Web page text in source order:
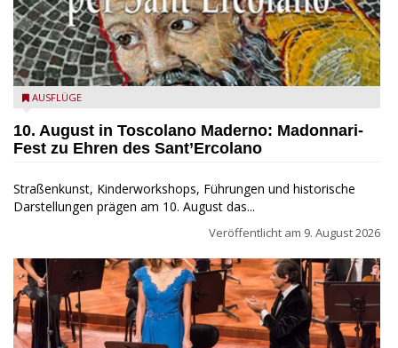
Toscolano Maderno: "Madonnari per Sant'Ercolano"
AUSFLÜGE
10. August in Toscolano Maderno: Madonnari-
Fest zu Ehren des Sant’Ercolano
Straßenkunst, Kinderworkshops, Führungen und historische
Darstellungen prägen am 10. August das...
Veröffentlicht am 9. August 2026